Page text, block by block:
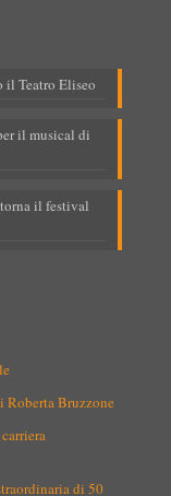
il Teatro Eliseo
il musical di
il festival
Roberta Bruzzone
di 50